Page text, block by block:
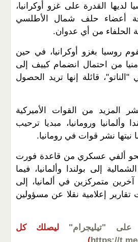
لديها القدرة على غزو أوكرانيا،
أعضاء حلف شمال الأطلسي
الحلفاء من أي عدوان.
روسيا بغزو أوكرانيا، في حين
من احتمال انضمام كييف إلى
قائلة إنها تريد الحصول
المزيد من القوات الأميركية
ورومانيا، مبديا ترحيب
نشر قوات في رومانيا.
نحو ألفي عسكري من قاعدة فورت
إلى بولندا وألمانيا، فيما
متمركزين في ألمانيا، إلى
تقارير إعلامية نقلا عن مسؤولين
على "تيليجرام"
ليصلك كل